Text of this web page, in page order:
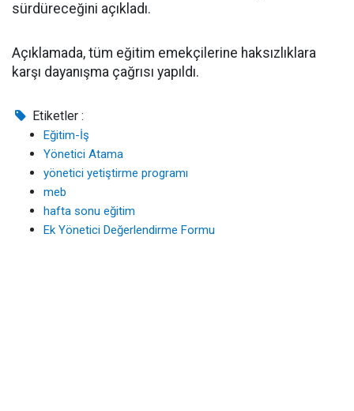
sürdüreceğini açıkladı.
Açıklamada, tüm eğitim emekçilerine haksızlıklara
karşı dayanışma çağrısı yapıldı.
Etiketler :
Eğitim-İş
Yönetici Atama
yönetici yetiştirme programı
meb
hafta sonu eğitim
Ek Yönetici Değerlendirme Formu